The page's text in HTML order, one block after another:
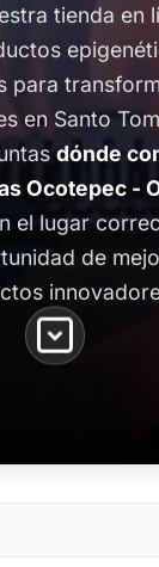
tienda en
para
en Santo
dónde
Ocotepec -
el lugar
de